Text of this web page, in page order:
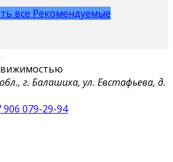
все Рекомендуемые
г. Балашиха, ул. Евстафьева, д.
906 079-29-94